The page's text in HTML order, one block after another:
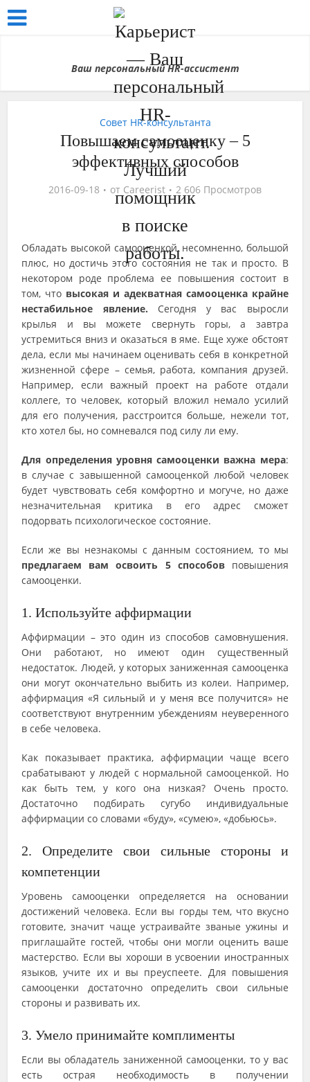
Ваш персональный HR-ассистент
Совет HR-консультанта
Повышаем самооценку – 5
эффективных способов
2016-09-18 от Careerist 2 606 Просмотров
Обладать высокой самооценкой, несомненно, большой
плюс, но достичь этого состояния не так и просто. В
некотором роде проблема ее повышения состоит в
том, что высокая и адекватная самооценка крайне
нестабильное явление. Сегодня у вас выросли
крылья и вы можете свернуть горы, а завтра
устремиться вниз и оказаться в яме. Еще хуже обстоят
дела, если мы начинаем оценивать себя в конкретной
жизненной сфере – семья, работа, компания друзей.
Например, если важный проект на работе отдали
коллеге, то человек, который вложил немало усилий
для его получения, расстроится больше, нежели тот,
кто хотел бы, но сомневался под силу ли ему.
Для определения уровня самооценки важна мера:
в случае с завышенной самооценкой любой человек
будет чувствовать себя комфортно и могуче, но даже
незначительная критика в его адрес сможет
подорвать психологическое состояние.
Если же вы незнакомы с данным состоянием, то мы
предлагаем вам освоить 5 способовповышения
самооценки.
1. Используйте аффирмации
Аффирмации – это один из способов самовнушения.
Они работают, но имеют один существенный
недостаток. Людей, у которых заниженная самооценка
они могут окончательно выбить из колеи. Например,
аффирмация «Я сильный и у меня все получится» не
соответствуют внутренним убеждениям неуверенного
в себе человека.
Как показывает практика, аффирмации чаще всего
срабатывают у людей с нормальной самооценкой. Но
как быть тем, у кого она низкая? Очень просто.
Достаточно подбирать сугубо индивидуальные
аффирмации со словами «буду», «сумею», «добьюсь».
2. Определите свои сильные стороны и
компетенции
Уровень самооценки определяется на основании
достижений человека. Если вы горды тем, что вкусно
готовите, значит чаще устраивайте званые ужины и
приглашайте гостей, чтобы они могли оценить ваше
мастерство. Если вы хороши в усвоении иностранных
языков, учите их и вы преуспеете. Для повышения
самооценки достаточно определить свои сильные
стороны и развивать их.
3. Умело принимайте комплименты
Если вы обладатель заниженной самооценки, то у вас
есть острая необходимость в получении